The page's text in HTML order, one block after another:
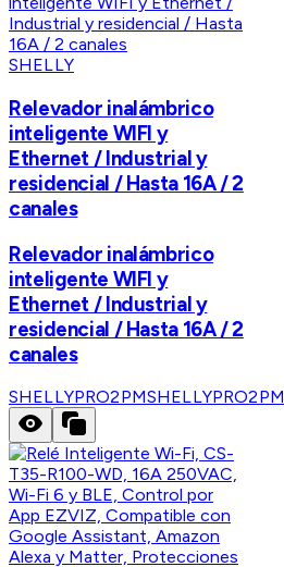
SHELLY
Relevador inalámbrico
inteligente WIFI y
Ethernet / Industrial y
residencial / Hasta 16A / 2
canales
Relevador inalámbrico
inteligente WIFI y
Ethernet / Industrial y
residencial / Hasta 16A / 2
canales
SHELLYPRO2PMSHELLYPRO2PM